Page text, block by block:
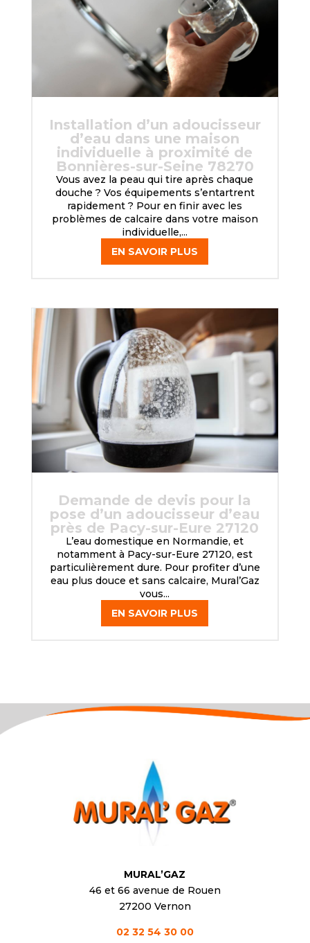
Installation d’un adoucisseur
d’eau dans une maison
individuelle à proximité de
Bonnières-sur-Seine 78270
Vous avez la peau qui tire après chaque
douche ? Vos équipements s’entartrent
rapidement ? Pour en finir avec les
problèmes de calcaire dans votre maison
individuelle,...
EN SAVOIR PLUS
Demande de devis pour la
pose d’un adoucisseur d’eau
près de Pacy-sur-Eure 27120
L’eau domestique en Normandie, et
notamment à Pacy-sur-Eure 27120, est
particulièrement dure. Pour profiter d’une
eau plus douce et sans calcaire, Mural’Gaz
vous...
EN SAVOIR PLUS
MURAL’GAZ
46 et 66 avenue de Rouen
27200 Vernon
02 32 54 30 00